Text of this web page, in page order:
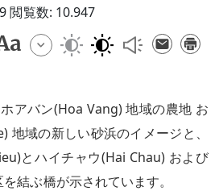
閲覧数: 10.947
アバン(Hoa Vang) 地域の農地 お
地域の新しい砂浜のイメージと、
とハイチャウ(Hai Chau) および
結ぶ橋が示されています。